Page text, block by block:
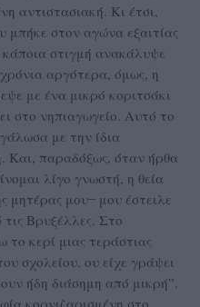
αντιστασιακή. Κι έτσι,
μπήκε στον αγώνα εξαιτίας
στιγμή ανακάλυψε
αργότερα, όμως, η
με ένα μικρό κοριτσάκι
στο νηπιαγωγείο. Αυτό το
με την ίδια
Και, παραδόξως, όταν ήρθα
λίγο γνωστή, η θεία
μου‒ μου έστειλε
Βρυξέλλες. Στο
κερί μιας τεράστιας
σχολείου. ου είχε γράψει
ήδη διάσημη από μικρή”.
κορνιζαρισμένη στο